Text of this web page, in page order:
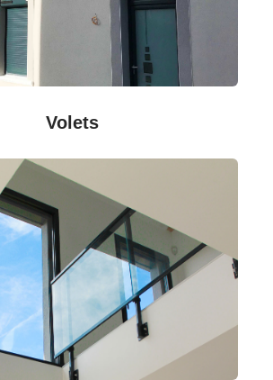
Volets